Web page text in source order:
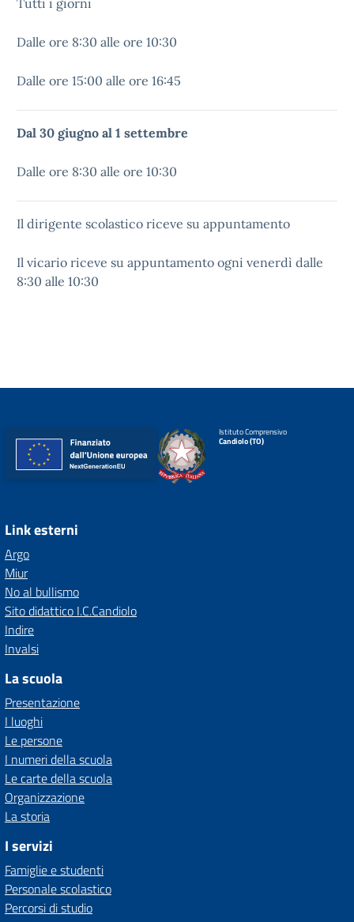
Tutti i giorni
Dalle ore 8:30 alle ore 10:30
Dalle ore 15:00 alle ore 16:45
Dal 30 giugno al 1 settembre
Dalle ore 8:30 alle ore 10:30
Il dirigente scolastico riceve su appuntamento
Il vicario riceve su appuntamento ogni venerdì dalle
8:30 alle 10:30
Istituto Comprensivo
Candiolo (TO)
Link esterni
Argo
Miur
No al bullismo
Sito didattico I.C.Candiolo
Indire
Invalsi
La scuola
Presentazione
I luoghi
Le persone
I numeri della scuola
Le carte della scuola
Organizzazione
La storia
I servizi
Famiglie e studenti
Personale scolastico
Percorsi di studio